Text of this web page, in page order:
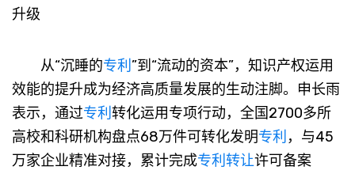
升级
从“沉睡的专利 ”到“流动的资本”，知识产权运用
效能的提升成为经济高质量发展的生动注脚。申长雨
表示，通过专利 转化运用专项行动，全国2700多所
高校和科研机构盘点68万件可转化发明专利 ，与45
万家企业精准对接，累计完成专利 转让许可备案